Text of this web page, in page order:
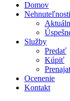
Domov
Nehnuteľnosti
Služby
Predať
Kúpiť
Ocenenie
Kontakt